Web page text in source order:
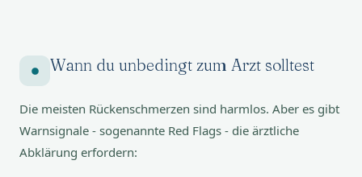
Wann du unbedingt zum Arzt solltest
Die meisten Rückenschmerzen sind harmlos. Aber es gibt
Warnsignale - sogenannte Red Flags - die ärztliche
Abklärung erfordern: